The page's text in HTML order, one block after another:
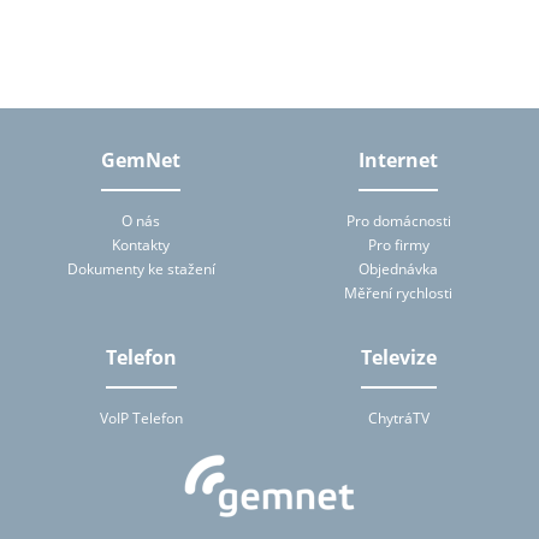
uzavřených podle ustanovení § 6 zákona č. 101/2000 Sb., o
správcem (zejména právo na poskytnutí informace o účelu
zpracování, rozsahu zpracovávaných osobních údajů a jejich
Správce mu tuto informaci bez zbytečného odkladu za přiměřenou
úhradu nepřevyšující náklady nezbytné na poskytnutí informace
předá. Zjistí-li subjekt údajů, že zpracování jeho osobních údajů je
v rozporu s ochranou jeho soukromého a osobního života nebo v
stavu. Subjekt údajů je oprávněn kdykoliv výše uvedený souhlas se
GemNet
O nás
Kontakty
Dokumenty ke stažení
Internet
Pro domácnosti
Pro firmy
Objednávka
Měření rychlosti
Telefon
VoIP Telefon
Televize
ChytráTV